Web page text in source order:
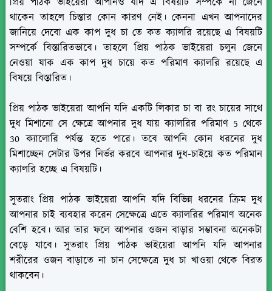
থাকেন তাহলে চিন্তার কোন কারণ নেই। কেননা এখন আপনাদের
জানিয়ে দেবো এক কাপ দুধ চা তে কত ক্যালরি রয়েছে এ বিষয়টি
সম্পর্কে বিস্তারিতভাবে। তাহলে প্রিয় পাঠক ভাইয়েরা চলুন জেনে
নেওয়া যাক এক কাপ দুধ চায়ে কত পরিমাণ ক্যালরি রয়েছে এ
বিষয়ে বিস্তারিত।
প্রিয় পাঠক ভাইয়েরা আপনি যদি একটি লিকার চা বা রং চায়ের সাথে
দুধ মিশানো সে ক্ষেত্রে আপনার দুধ যায় ক্যালরির পরিমাণ 5 থেকে
30 ক্যালোরি পর্যন্ত হতে পারে। তবে আপনি কোন ধরনের দুধ
মিশাচ্ছেন সেটার উপর নির্ভর করবে আপনার দুধ-চাইয়ে কত পরিমান
ক্যালরি হচ্ছে এ বিষয়টি।
সুতরাং প্রিয় পাঠক ভাইয়েরা আপনি যদি বিভিন্ন ধরনের ক্রিম দুধ
আপনার চাই ব্যবহার করেন সেক্ষেত্রে এতে ক্যালরির পরিমাণ অনেক
বেশি হবে। আর তার ফলে আপনার ওজন বাড়ার সম্ভাবনা অনেকটা
বেড়ে যাবে। সুতরাং প্রিয় পাঠক ভাইয়েরা আপনি যদি আপনার
শরীরের ওজন বাড়াতে না চান সেক্ষেত্রে দুধ চা খাওয়া থেকে বিরত
থাকবেন।